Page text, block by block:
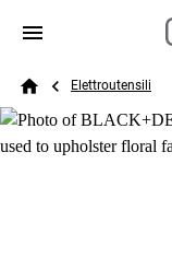
Search
Breadcrumb
Elettroutensili